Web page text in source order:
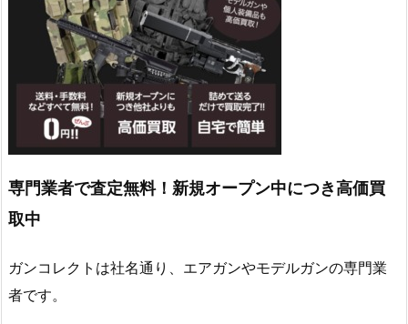
専門業者で査定無料！新規オープン中につき高価買
取中
ガンコレクトは社名通り、エアガンやモデルガンの専門業
者です。